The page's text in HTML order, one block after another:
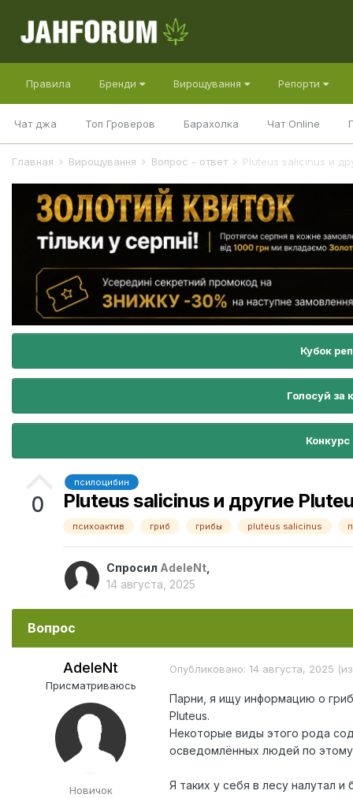
Правила Бренди Вирощування Репорти
Чат джа Топ Гроверов Барахолка Чат Online
Главная Вирощування Вопрос - ответ Pluteus salicinus и
Кубок
Голосуй
0
псилоцибин
Pluteus salicinus и другие
психоактив гриб грибы pluteus salicinus
Спросил AdeleNt
14 августа, 2025
Вопрос
AdeleNt
Присматриваюсь
Новичок
Опубликовано: 14 августа, 2025
Парни, я ищу информацию о
Pluteus.
Некоторые виды этого рода
осведомлённых людей по
Я таких у себя в лесу налутал